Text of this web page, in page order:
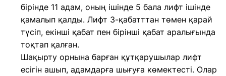
бірінде 11 адам, оның ішінде 5 бала лифт ішінде
қамалып қалды. Лифт 3-қабатттан төмен қарай
түсіп, екінші қабат пен бірінші қабат аралығында
тоқтап қалған.
Шақырту орнына барған құтқарушылар лифт
есігін ашып, адамдарға шығуға көмектесті. Олар